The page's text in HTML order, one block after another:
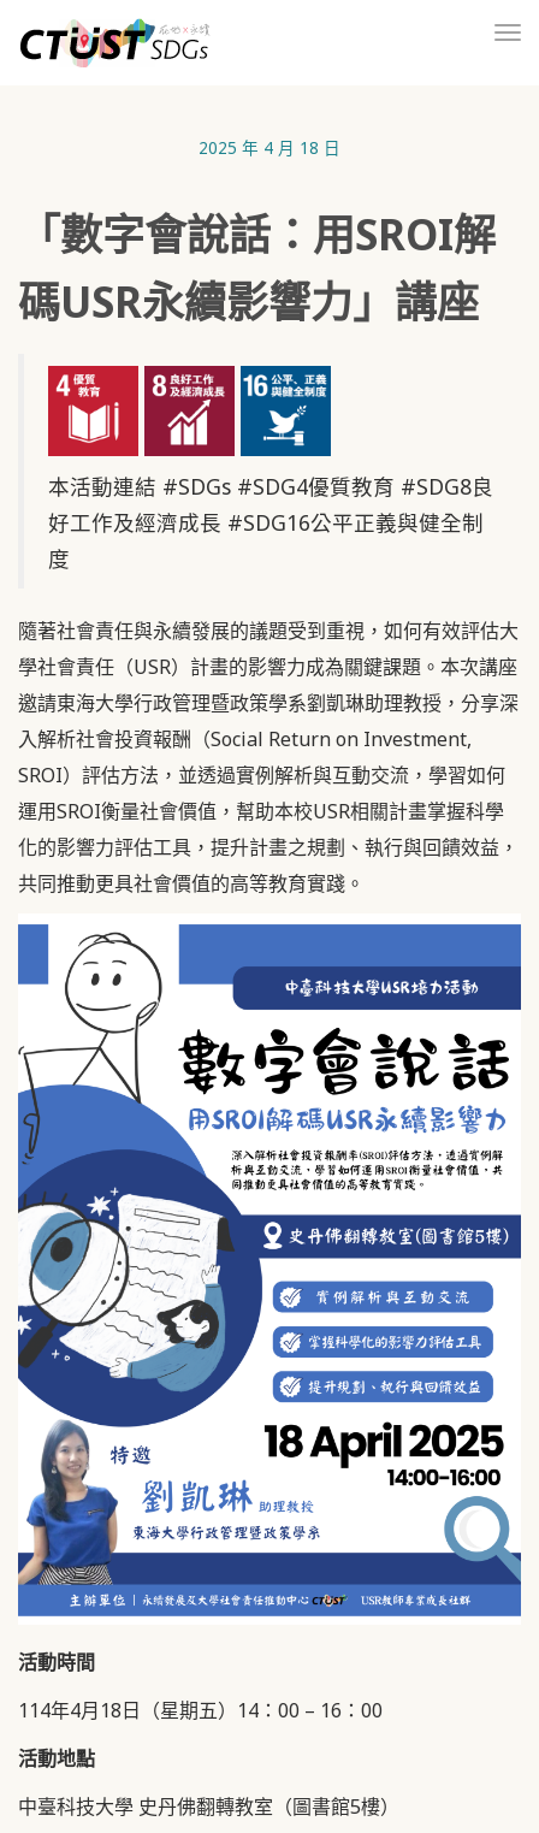
2025 年 4 月 18 日
「數字會說話：用SROI解
碼USR永續影響力」講座
本活動連結 #SDGs #SDG4優質教育 #SDG8良
好工作及經濟成長 #SDG16公平正義與健全制
度
隨著社會責任與永續發展的議題受到重視，如何有效評估大
學社會責任（USR）計畫的影響力成為關鍵課題。本次講座
邀請東海大學行政管理暨政策學系劉凱琳助理教授，分享深
入解析社會投資報酬（Social Return on Investment,
SROI）評估方法，並透過實例解析與互動交流，學習如何
運用SROI衡量社會價值，幫助本校USR相關計畫掌握科學
化的影響力評估工具，提升計畫之規劃、執行與回饋效益，
共同推動更具社會價值的高等教育實踐。
活動時間
114年4月18日（星期五）14：00 – 16：00
活動地點
中臺科技大學 史丹佛翻轉教室（圖書館5樓）